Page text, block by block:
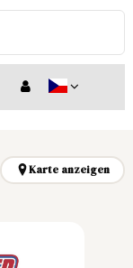
Karte anzeigen